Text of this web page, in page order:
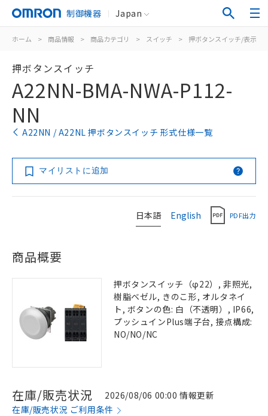
制御機器 Japan
ホーム > 商品情報 > 商品カテゴリ > スイッチ > 押ボタンスイッチ/表示灯
押ボタンスイッチ
A22NN-BMA-NWA-P112-
NN
A22NN / A22NL 押ボタンスイッチ 形式仕様一覧
マイリストに追加
日本語 English PDF出力
商品概要
押ボタンスイッチ（φ22）, 非照光,
樹脂ベゼル, きのこ形, オルタネイ
ト, ボタンの色: 白（不透明）, IP66,
プッシュインPlus端子台, 接点構成:
NO/NO/NC
在庫/販売状況
2026/08/06 00:00 情報更新
在庫/販売状況 ご利用条件